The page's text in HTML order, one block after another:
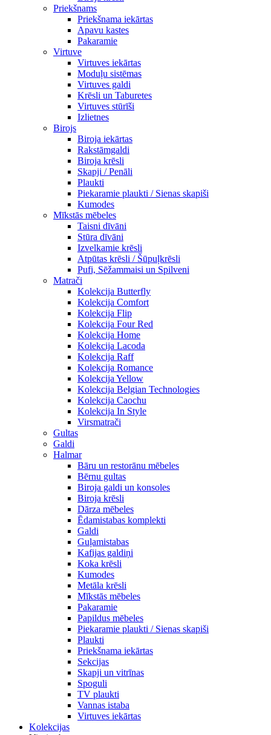
Priekšnams
Priekšnama iekārtas
Apavu kastes
Pakaramie
Virtuve
Virtuves iekārtas
Moduļu sistēmas
Virtuves galdi
Krēsli un Taburetes
Virtuves stūrīši
Izlietnes
Birojs
Biroja iekārtas
Rakstāmgaldi
Biroja krēsli
Skapji / Penāli
Plaukti
Piekaramie plaukti / Sienas skapiši
Kumodes
Mīkstās mēbeles
Taisni dīvāni
Stūra dīvāni
Izvelkamie krēsli
Atpūtas krēsli / Šūpuļkrēsli
Pufi, Sēžammaisi un Spilveni
Matrači
Kolekcija Butterfly
Kolekcija Comfort
Kolekcija Flip
Kolekcija Four Red
Kolekcija Home
Kolekcija Lacoda
Kolekcija Raff
Kolekcija Romance
Kolekcija Yellow
Kolekcija Belgian Technologies
Kolekcija Caochu
Kolekcija In Style
Virsmatrači
Gultas
Galdi
Halmar
Bāru un restorānu mēbeles
Bērnu gultas
Biroja galdi un konsoles
Biroja krēsli
Dārza mēbeles
Ēdamistabas komplekti
Galdi
Guļamistabas
Kafijas galdiņi
Koka krēsli
Kumodes
Metāla krēsli
Mīkstās mēbeles
Pakaramie
Papildus mēbeles
Piekaramie plaukti / Sienas skapiši
Plaukti
Priekšnama iekārtas
Sekcijas
Skapji un vitrīnas
Spoguli
TV plaukti
Vannas istaba
Virtuves iekārtas
Kolekcijas